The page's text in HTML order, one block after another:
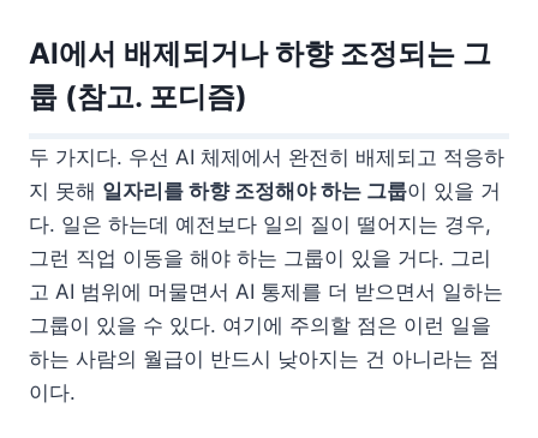
AI에서 배제되거나 하향 조정되는 그
룹 (참고. 포디즘)
두 가지다. 우선 AI 체제에서 완전히 배제되고 적응하
지 못해 일자리를 하향 조정해야 하는 그룹이 있을 거
다. 일은 하는데 예전보다 일의 질이 떨어지는 경우,
그런 직업 이동을 해야 하는 그룹이 있을 거다. 그리
고 AI 범위에 머물면서 AI 통제를 더 받으면서 일하는
그룹이 있을 수 있다. 여기에 주의할 점은 이런 일을
하는 사람의 월급이 반드시 낮아지는 건 아니라는 점
이다.